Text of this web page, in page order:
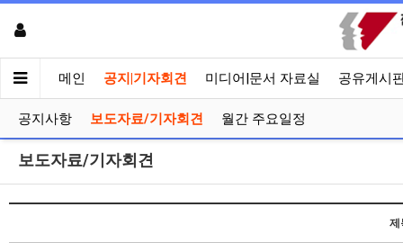
메인 공지|기자회견 미디어|문서 자료실 공유게시
공지사항 보도자료/기자회견 월간 주요일정
보도자료/기자회견
제